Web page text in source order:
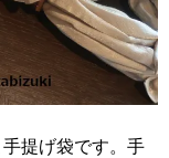
提げ袋です。手